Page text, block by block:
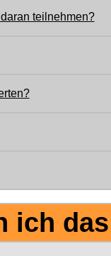
teilnehmen?
ich